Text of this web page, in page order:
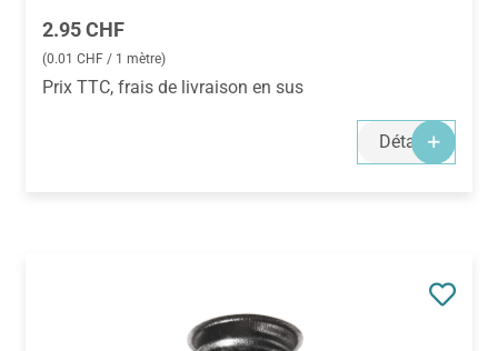
Prix régulier :
2.95 CHF
(0.01 CHF / 1 mètre)
Prix TTC, frais de livraison en sus
Détails